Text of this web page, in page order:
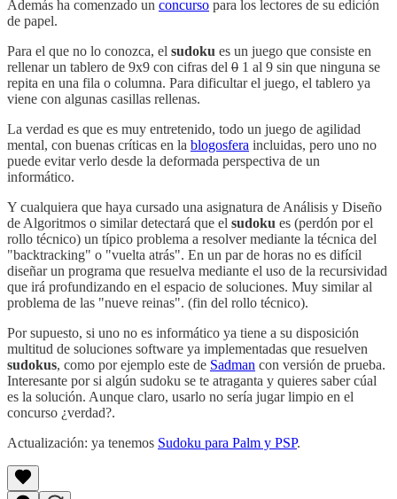
Además ha comenzado un concurso para los lectores de su edición
de papel.
Para el que no lo conozca, el sudoku es un juego que consiste en
rellenar un tablero de 9x9 con cifras del 0 1 al 9 sin que ninguna se
repita en una fila o columna. Para dificultar el juego, el tablero ya
viene con algunas casillas rellenas.
La verdad es que es muy entretenido, todo un juego de agilidad
mental, con buenas críticas en la blogosfera incluidas, pero uno no
puede evitar verlo desde la deformada perspectiva de un
informático.
Y cualquiera que haya cursado una asignatura de Análisis y Diseño
de Algoritmos o similar detectará que el sudoku es (perdón por el
rollo técnico) un típico problema a resolver mediante la técnica del
"backtracking" o "vuelta atrás". En un par de horas no es difícil
diseñar un programa que resuelva mediante el uso de la recursividad
que irá profundizando en el espacio de soluciones. Muy similar al
problema de las "nueve reinas". (fin del rollo técnico).
Por supuesto, si uno no es informático ya tiene a su disposición
multitud de soluciones software ya implementadas que resuelven
sudokus, como por ejemplo este de Sadman con versión de prueba.
Interesante por si algún sudoku se te atraganta y quieres saber cúal
es la solución. Aunque claro, usarlo no sería jugar limpio en el
concurso ¿verdad?.
Actualización: ya tenemos Sudoku para Palm y PSP.